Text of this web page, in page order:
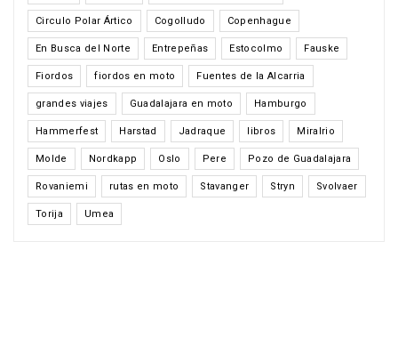
Circulo Polar Ártico Cogolludo Copenhague
En Busca del Norte Entrepeñas Estocolmo Fauske
Fiordos fiordos en moto Fuentes de la Alcarria
grandes viajes Guadalajara en moto Hamburgo
Hammerfest Harstad Jadraque libros Miralrio
Molde Nordkapp Oslo Pere Pozo de Guadalajara
Rovaniemi rutas en moto Stavanger Stryn Svolvaer
Torija Umea